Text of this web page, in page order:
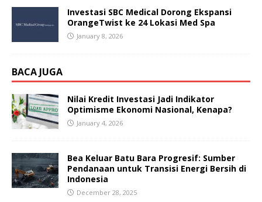
Investasi SBC Medical Dorong Ekspansi
OrangeTwist ke 24 Lokasi Med Spa
January 8, 2026
BACA JUGA
Nilai Kredit Investasi Jadi Indikator
Optimisme Ekonomi Nasional, Kenapa?
January 4, 2026
Bea Keluar Batu Bara Progresif: Sumber
Pendanaan untuk Transisi Energi Bersih di
Indonesia
December 28, 2025